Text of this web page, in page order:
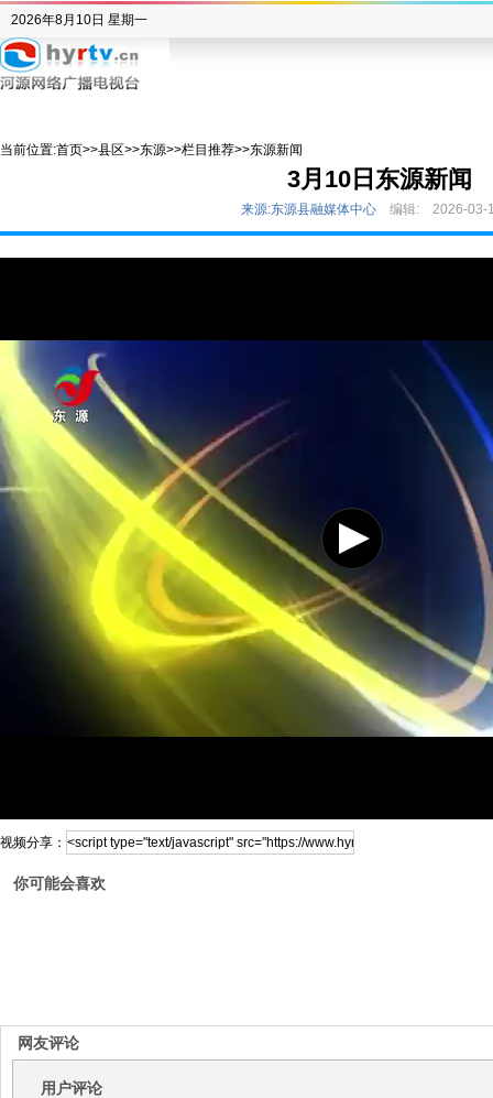
2026年8月10日 星期一
当前位置:首页>>县区>>东源>>栏目推荐>>东源新闻
3月10日东源新闻
来源:东源县融媒体中心 编辑: 2026-03-
视频分享：
你可能会喜欢
网友评论
用户评论